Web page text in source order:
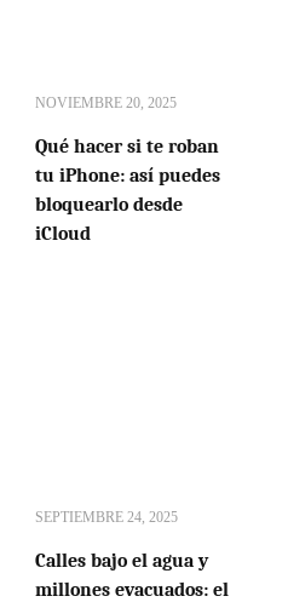
NOVIEMBRE 20, 2025
Qué hacer si te roban
tu iPhone: así puedes
bloquearlo desde
iCloud
SEPTIEMBRE 24, 2025
Calles bajo el agua y
millones evacuados: el